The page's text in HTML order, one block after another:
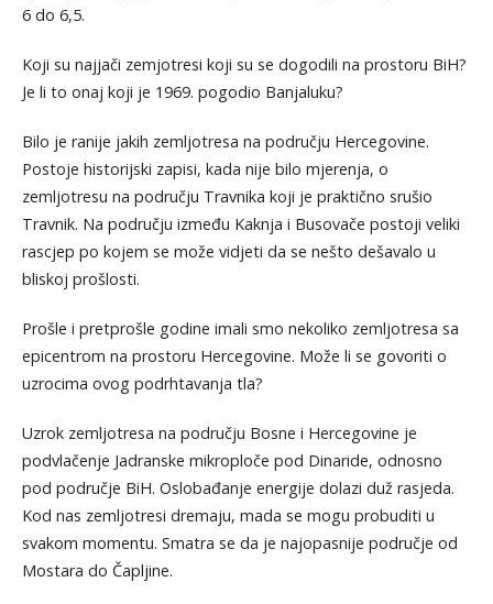
6 do 6,5.
Koji su najjači zemjotresi koji su se dogodili na prostoru BiH?
Je li to onaj koji je 1969. pogodio Banjaluku?
Bilo je ranije jakih zemljotresa na području Hercegovine.
Postoje historijski zapisi, kada nije bilo mjerenja, o
zemljotresu na području Travnika koji je praktično srušio
Travnik. Na području između Kaknja i Busovače postoji veliki
rascjep po kojem se može vidjeti da se nešto dešavalo u
bliskoj prošlosti.
Prošle i pretprošle godine imali smo nekoliko zemljotresa sa
epicentrom na prostoru Hercegovine. Može li se govoriti o
uzrocima ovog podrhtavanja tla?
Uzrok zemljotresa na području Bosne i Hercegovine je
podvlačenje Jadranske mikroploče pod Dinaride, odnosno
pod područje BiH. Oslobađanje energije dolazi duž rasjeda.
Kod nas zemljotresi dremaju, mada se mogu probuditi u
svakom momentu. Smatra se da je najopasnije područje od
Mostara do Čapljine.